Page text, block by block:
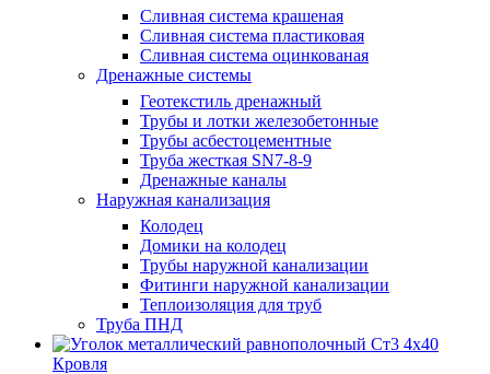
Сливная система крашеная
Сливная система пластиковая
Сливная система оцинкованая
Дренажные системы
Геотекстиль дренажный
Трубы и лотки железобетонные
Трубы асбестоцементные
Труба жесткая SN7-8-9
Дренажные каналы
Наружная канализация
Колодец
Домики на колодец
Трубы наружной канализации
Фитинги наружной канализации
Теплоизоляция для труб
Труба ПНД
Кровля